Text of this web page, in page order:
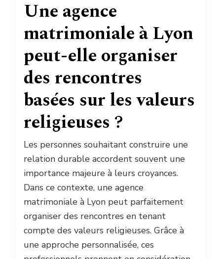
Une agence
matrimoniale à Lyon
peut-elle organiser
des rencontres
basées sur les valeurs
religieuses ?
Les personnes souhaitant construire une
relation durable accordent souvent une
importance majeure à leurs croyances.
Dans ce contexte, une agence
matrimoniale à Lyon peut parfaitement
organiser des rencontres en tenant
compte des valeurs religieuses. Grâce à
une approche personnalisée, ces